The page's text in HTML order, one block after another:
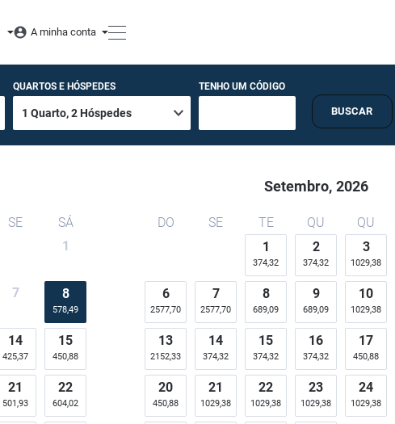
A minha conta
QUARTOS E HÓSPEDES TENHO UM CÓDIGO
BUSCAR
SE
SÁ
1
7 8
578,49
14
425,37
15
450,88
21
501,93
22
604,02
Setembro, 2026
DO SE TE QU QU
1
374,32
2
374,32
3
1029,38
6
2577,70
7
2577,70
8
689,09
9
689,09
10
1029,38
13
2152,33
14
374,32
15
374,32
16
374,32
17
450,88
20
450,88
21
1029,38
22
1029,38
23
1029,38
24
1029,38